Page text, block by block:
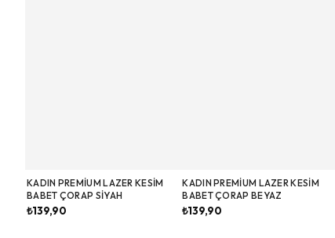
KADIN PREMIUM LAZER KESIM
BABET ÇORAP SIYAH
₺139,90
KADIN PREMIUM LAZER KESIM
BABET ÇORAP BEYAZ
₺139,90